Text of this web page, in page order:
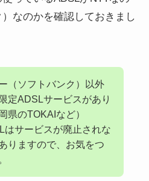
なのかを確認しておきまし
（ソフトバンク）以外
定ADSLサービスがあり
県のTOKAIなど）
はサービスが廃止されな
りますので、お気をつ